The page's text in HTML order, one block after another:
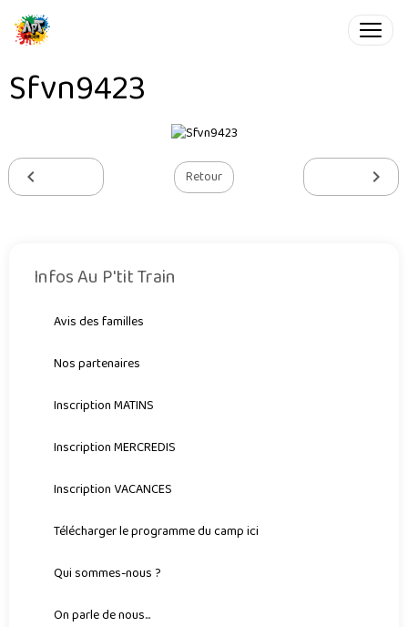
Sfvn9423
Retour
Infos Au P'tit Train
Avis des familles
Nos partenaires
Inscription MATINS
Inscription MERCREDIS
Inscription VACANCES
Télécharger le programme du camp ici
Qui sommes-nous ?
On parle de nous...